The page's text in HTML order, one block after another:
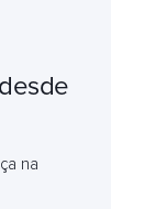
desde
na